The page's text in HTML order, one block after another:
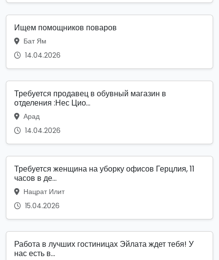
Ищем помощников поваров
Бат Ям
14.04.2026
Требуется продавец в обувный магазин в
отделения :Нес Цио...
Арад
14.04.2026
Требуется женщина на уборку офисов Герцлия, 11
часов в де...
Нацрат Илит
15.04.2026
Работа в лучших гостиницах Эйлата ждет тебя! У
нас есть в...